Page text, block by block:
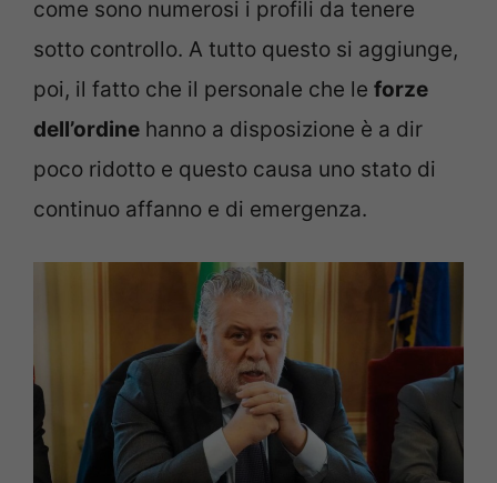
come sono numerosi i profili da tenere
sotto controllo. A tutto questo si aggiunge,
poi, il fatto che il personale che le forze
dell’ordine hanno a disposizione è a dir
poco ridotto e questo causa uno stato di
continuo affanno e di emergenza.